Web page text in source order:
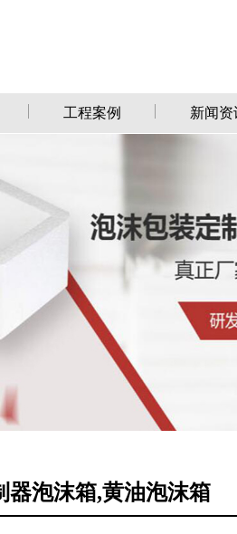
工程案例 新闻资
器泡沫箱,黄油泡沫箱